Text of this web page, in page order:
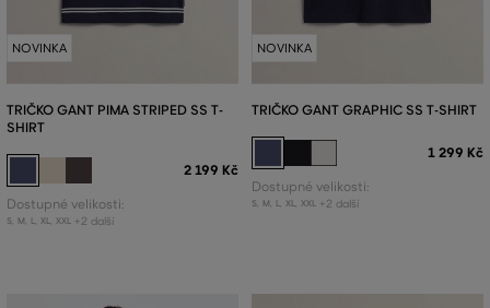
NOVINKA
TRIČKO GANT PIMA STRIPED SS T-
SHIRT
2 199 Kč
Dostupné velikosti:
S, M L, XL, XXL +2 další
NOVINKA
TRIČKO GANT GRAPHIC SS T-SHIRT
1 299 Kč
Dostupné velikosti:
S, M L, XL, XXL +2 další